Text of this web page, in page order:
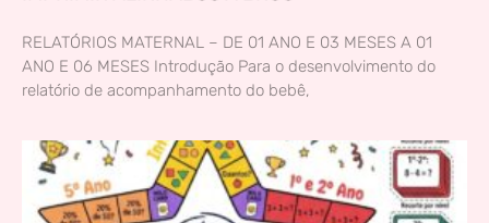
RELATÓRIOS MATERNAL – DE 01 ANO E 03 MESES A 01
ANO E 06 MESES Introdução Para o desenvolvimento do
relatório de acompanhamento do bebê,